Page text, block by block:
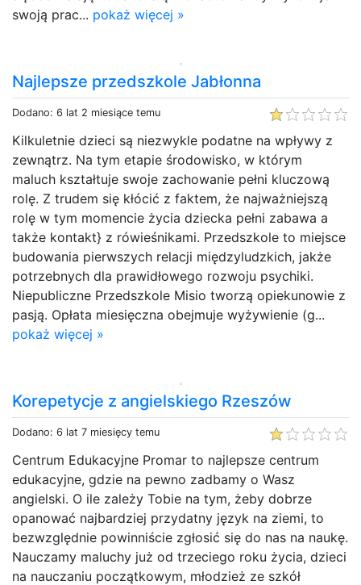
swoją prac... pokaż więcej »
Najlepsze przedszkole Jabłonna
Dodano: 6 lat 2 miesiące temu
Kilkuletnie dzieci są niezwykle podatne na wpływy z
zewnątrz. Na tym etapie środowisko, w którym
maluch kształtuje swoje zachowanie pełni kluczową
rolę. Z trudem się kłócić z faktem, że najważniejszą
rolę w tym momencie życia dziecka pełni zabawa a
także kontakt} z rówieśnikami. Przedszkole to miejsce
budowania pierwszych relacji międzyludzkich, jakże
potrzebnych dla prawidłowego rozwoju psychiki.
Niepubliczne Przedszkole Misio tworzą opiekunowie z
pasją. Opłata miesięczna obejmuje wyżywienie (g...
pokaż więcej »
Korepetycje z angielskiego Rzeszów
Dodano: 6 lat 7 miesięcy temu
Centrum Edukacyjne Promar to najlepsze centrum
edukacyjne, gdzie na pewno zadbamy o Wasz
angielski. O ile zależy Tobie na tym, żeby dobrze
opanować najbardziej przydatny język na ziemi, to
bezwzględnie powinniście zgłosić się do nas na naukę.
Nauczamy maluchy już od trzeciego roku życia, dzieci
na nauczaniu początkowym, młodzież ze szkół